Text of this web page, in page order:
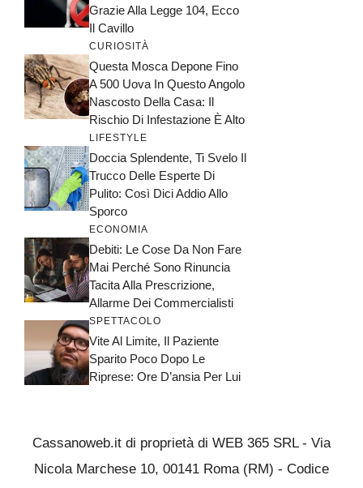
Grazie Alla Legge 104, Ecco
Il Cavillo
CURIOSITÀ
Questa Mosca Depone Fino
A 500 Uova In Questo Angolo
Nascosto Della Casa: Il
Rischio Di Infestazione È Alto
LIFESTYLE
Doccia Splendente, Ti Svelo Il
Trucco Delle Esperte Di
Pulito: Così Dici Addio Allo
Sporco
ECONOMIA
Debiti: Le Cose Da Non Fare
Mai Perché Sono Rinuncia
Tacita Alla Prescrizione,
Allarme Dei Commercialisti
SPETTACOLO
Vite Al Limite, Il Paziente
Sparito Poco Dopo Le
Riprese: Ore D’ansia Per Lui
Cassanoweb.it di proprietà di WEB 365 SRL - Via
Nicola Marchese 10, 00141 Roma (RM) - Codice